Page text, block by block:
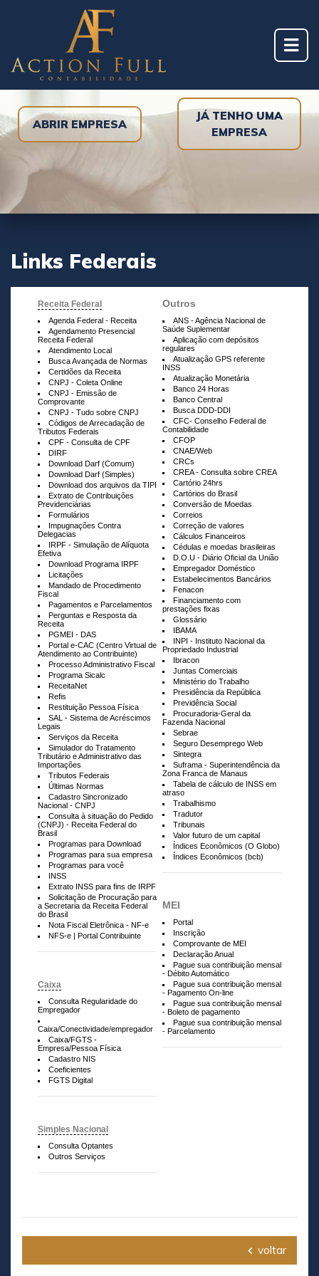
ABRIR EMPRESA
JÁ TENHO UMA
EMPRESA
Links Federais
Receita Federal
Agenda Federal - Receita
Agendamento Presencial
Receita Federal
Atendimento Local
Busca Avançada de Normas
Certidões da Receita
CNPJ - Coleta Online
CNPJ - Emissão de
Comprovante
CNPJ - Tudo sobre CNPJ
Códigos de Arrecadação de
Tributos Federais
CPF - Consulta de CPF
DIRF
Download Darf (Comum)
Download Darf (Simples)
Download dos arquivos da TIPI
Extrato de Contribuições
Previdenciárias
Formulários
Impugnações Contra
Delegacias
IRPF - Simulação de Alíquota
Efetiva
Download Programa IRPF
Licitações
Mandado de Procedimento
Fiscal
Pagamentos e Parcelamentos
Perguntas e Resposta da
Receita
PGMEI - DAS
Portal e-CAC (Centro Virtual de
Atendimento ao Contribuinte)
Processo Administrativo Fiscal
Programa Sicalc
ReceitaNet
Refis
Restituição Pessoa Física
SAL - Sistema de Acréscimos
Legais
Serviços da Receita
Simulador do Tratamento
Tributário e Administrativo das
Importações
Tributos Federais
Últimas Normas
Cadastro Sincronizado
Nacional - CNPJ
Consulta à situação do Pedido
(CNPJ) - Receita Federal do
Brasil
Programas para Download
Programas para sua empresa
Programas para você
INSS
Extrato INSS para fins de IRPF
Solicitação de Procuração para
a Secretaria da Receita Federal
do Brasil
Nota Fiscal Eletrônica - NF-e
NFS-e | Portal Contribuinte
Caixa
Consulta Regularidade do
Empregador
Caixa/Conectividade/empregador
Caixa/FGTS -
Empresa/Pessoa Física
Cadastro NIS
Coeficientes
FGTS Digital
Simples Nacional
Consulta Optantes
Outros Serviços
Outros
ANS - Agência Nacional de
Saúde Suplementar
Aplicação com depósitos
regulares
Atualização GPS referente
INSS
Atualização Monetária
Banco 24 Horas
Banco Central
Busca DDD-DDI
CFC- Conselho Federal de
Contabilidade
CFOP
CNAE/Web
CRCs
CREA - Consulta sobre CREA
Cartório 24hrs
Cartórios do Brasil
Conversão de Moedas
Correios
Correção de valores
Cálculos Financeiros
Cédulas e moedas brasileiras
D.O.U - Diário Oficial da União
Empregador Doméstico
Estabelecimentos Bancários
Fenacon
Financiamento com
prestações fixas
Glossário
IBAMA
INPI - Instituto Nacional da
Propriedado Industrial
Ibracon
Juntas Comerciais
Ministério do Trabalho
Presidência da República
Previdência Social
Procuradoria-Geral da
Fazenda Nacional
Sebrae
Seguro Desemprego Web
Sintegra
Suframa - Superintendência da
Zona Franca de Manaus
Tabela de cálculo de INSS em
atraso
Trabalhismo
Tradutor
Tribunais
Valor futuro de um capital
Índices Econômicos (O Globo)
Índices Econômicos (bcb)
MEI
Portal
Inscrição
Comprovante de MEI
Declaração Anual
Pague sua contribuição mensal
- Débito Automático
Pague sua contribuição mensal
- Pagamento On-line
Pague sua contribuição mensal
- Boleto de pagamento
Pague sua contribuição mensal
- Parcelamento
voltar